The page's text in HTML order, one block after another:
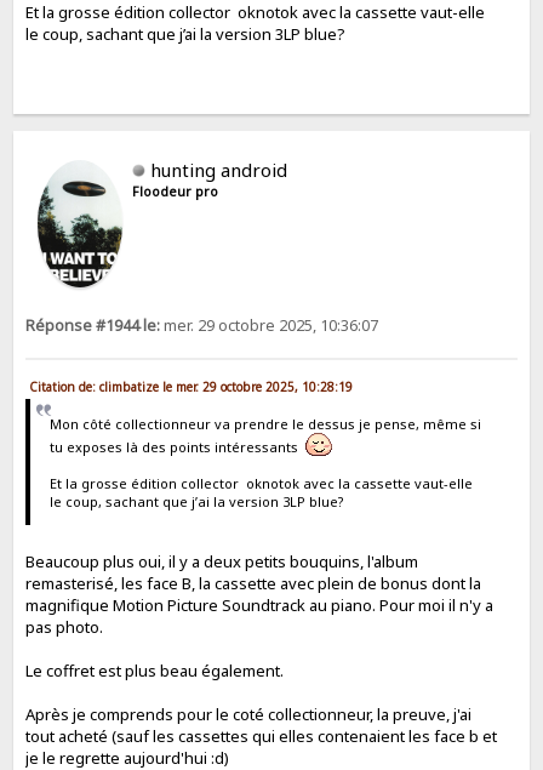
Et la grosse édition collector oknotok avec la cassette vaut-elle
le coup, sachant que j’ai la version 3LP blue?
hunting android
Floodeur pro
Réponse #1944 le:mer. 29 octobre 2025, 10:36:07
Citation de: climbatize le mer. 29 octobre 2025, 10:28:19
Mon côté collectionneur va prendre le dessus je pense, même si
tu exposes là des points intéressants
Et la grosse édition collector oknotok avec la cassette vaut-elle
le coup, sachant que j’ai la version 3LP blue?
Beaucoup plus oui, il y a deux petits bouquins, l'album
remasterisé, les face B, la cassette avec plein de bonus dont la
magnifique Motion Picture Soundtrack au piano. Pour moi il n'y a
pas photo.
Le coffret est plus beau également.
Après je comprends pour le coté collectionneur, la preuve, j'ai
tout acheté (sauf les cassettes qui elles contenaient les face b et
je le regrette aujourd'hui :d)